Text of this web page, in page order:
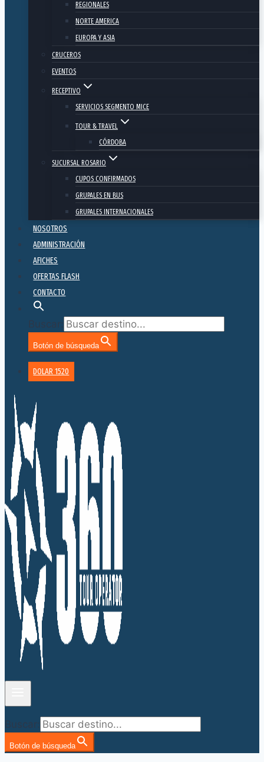
REGIONALES
NORTE AMERICA
EUROPA Y ASIA
CRUCEROS
EVENTOS
RECEPTIVO
SERVICIOS SEGMENTO MICE
TOUR & TRAVEL
CÓRDOBA
SUCURSAL ROSARIO
CUPOS CONFIRMADOS
GRUPALES EN BUS
GRUPALES INTERNACIONALES
NOSOTROS
ADMINISTRACIÓN
AFICHES
OFERTAS FLASH
CONTACTO
Buscar:
Botón de búsqueda
DOLAR 1520
Buscar:
Botón de búsqueda